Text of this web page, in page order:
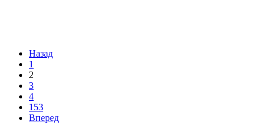
Назад
1
2
3
4
153
Вперед